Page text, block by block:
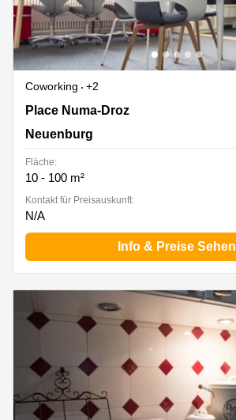
Coworking
+2
Place Numa-Droz 2, Neuenburg
Place Numa-Droz
Neuenburg
Fläche:
10 - 100 m²
Kontakt für Preisauskunft:
N/A
Info & Preise Sehen